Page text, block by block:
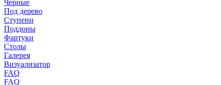
Черные
Под дерево
Ступени
Поддоны
Фартуки
Столы
Галерея
Визуализатор
FAQ
FAQ